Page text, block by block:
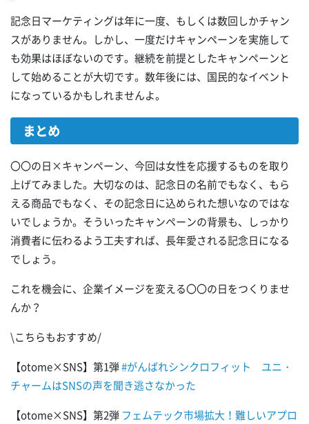
記念日マーケティングは年に一度、もしくは数回しかチャン
スがありません。しかし、一度だけキャンペーンを実施して
も効果はほぼないのです。継続を前提としたキャンペーンと
して始めることが大切です。数年後には、国民的なイベント
になっているかもしれませんよ。
まとめ
〇〇の日×キャンペーン、今回は女性を応援するものを取り
上げてみました。大切なのは、記念日の名前でもなく、もら
える商品でもなく、その記念日に込められた想いなのではな
いでしょうか。そういったキャンペーンの背景も、しっかり
消費者に伝わるよう工夫すれば、長年愛される記念日になる
でしょう。
これを機会に、企業イメージを変える〇〇の日をつくりませ
んか？
\こちらもおすすめ/
【otome×SNS】第1弾#がんばれシンクロフィット ユニ・
チャームはSNSの声を聞き逃さなかった
【otome×SNS】第2弾 フェムテック市場拡大！難しいアプロ